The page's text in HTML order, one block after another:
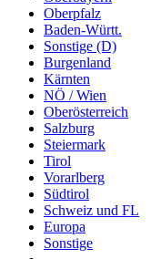
Oberpfalz
Baden-Württ.
Sonstige (D)
Burgenland
Kärnten
NÖ / Wien
Oberösterreich
Salzburg
Steiermark
Tirol
Vorarlberg
Südtirol
Schweiz und FL
Europa
Sonstige